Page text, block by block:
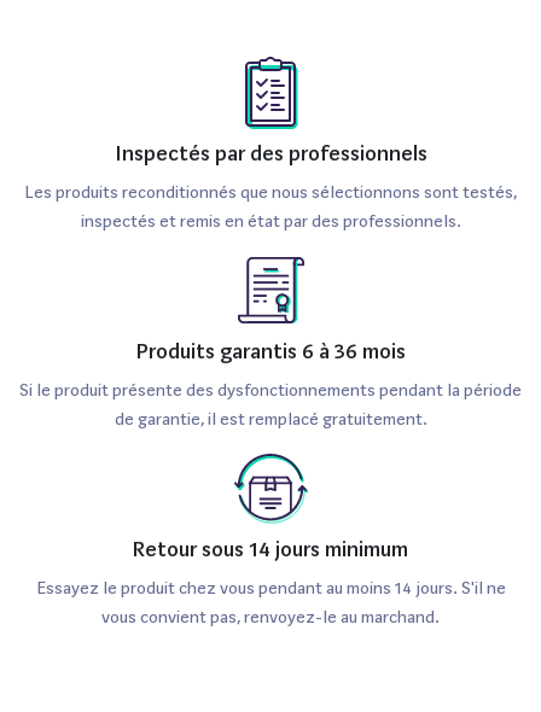
Inspectés par des professionnels
Les produits reconditionnés que nous sélectionnons sont testés,
inspectés et remis en état par des professionnels.
Produits garantis 6 à 36 mois
Si le produit présente des dysfonctionnements pendant la période
de garantie, il est remplacé gratuitement.
Retour sous 14 jours minimum
Essayez le produit chez vous pendant au moins 14 jours. S'il ne
vous convient pas, renvoyez-le au marchand.